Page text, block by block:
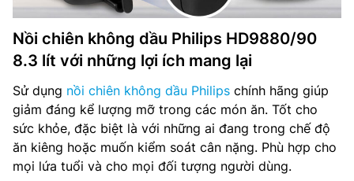
Nồi chiên không dầu Philips HD9880/90
8.3 lít với những lợi ích mang lại
Sử dụng nồi chiên không dầu Philips chính hãng giúp
giảm đáng kể lượng mỡ trong các món ăn. Tốt cho
sức khỏe, đặc biệt là với những ai đang trong chế độ
ăn kiêng hoặc muốn kiểm soát cân nặng. Phù hợp cho
mọi lứa tuổi và cho mọi đối tượng người dùng.